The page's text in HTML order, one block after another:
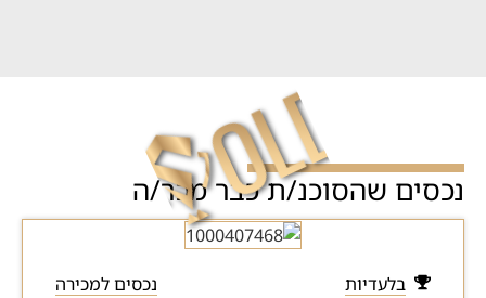
נכסים שהסוכנ/ת כבר מכר/ה
בלעדיות נכסים למכירה